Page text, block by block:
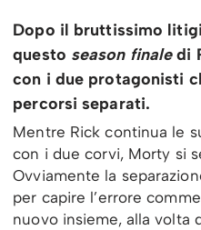
Dopo il bruttissimo
questo season finaledi
con i due protagonisti
percorsi separati.
Mentre Rick continua le
con i due corvi, Morty si
Ovviamente la
per capire l’errore
nuovo insieme, alla volta